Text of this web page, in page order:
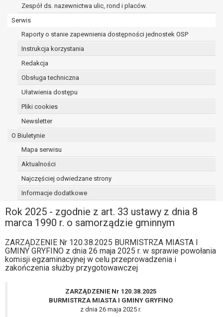
Zespół ds. nazewnictwa ulic, rond i placów.
Serwis
Raporty o stanie zapewnienia dostępności jednostek OSP
Instrukcja korzystania
Redakcja
Obsługa techniczna
Ułatwienia dostępu
Pliki cookies
Newsletter
O Biuletynie
Mapa serwisu
Aktualności
Najczęściej odwiedzane strony
Informacje dodatkowe
Rok 2025 - zgodnie z art. 33 ustawy z dnia 8
marca 1990 r. o samorządzie gminnym
ZARZĄDZENIE Nr 120.38.2025 BURMISTRZA MIASTA I
GMINY GRYFINO z dnia 26 maja 2025 r. w sprawie powołania
komisji egzaminacyjnej w celu przeprowadzenia i
zakończenia służby przygotowawczej
ZARZĄDZENIE Nr 120.38.2025
BURMISTRZA MIASTA I GMINY GRYFINO
z dnia 26 maja 2025 r.
danych, żądając w zamian ich
ograniczenia,
danych dla swoich celów, ale osoba,
której dane dotyczą, potrzebuje ich do
ustalenia, obrony lub dochodzenia
roszczeń,
osoba, której dane dotyczą, wniosła
sprzeciw wobec przetwarzania
danych - do czasu ustalenia czy
prawnie uzasadnione podstawy po
podstawie art. 20 RODO, w przypadku gdy
przetwarzanie danych odbywa się na
której dane dotyczą lub na podstawie
zgody wyrażonej przez tą osobę,
przetwarzanie odbywa się w sposób
prawo sprzeciwu wobec przetwarzania
danych na podstawie art. 21 RODO, wobec
przetwarzania danych osobowych, którego
niezbędność przetwarzania do
wykonania zadania realizowanego w
interesie publicznym lub w ramach